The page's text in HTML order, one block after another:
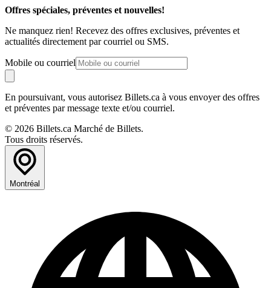
Offres spéciales, préventes et nouvelles!
Ne manquez rien! Recevez des offres exclusives, préventes et
actualités directement par courriel ou SMS.
Mobile ou courriel
En poursuivant, vous autorisez Billets.ca à vous envoyer des offres
et préventes par message texte et/ou courriel.
© 2026 Billets.ca Marché de Billets.
Tous droits réservés.
Montréal